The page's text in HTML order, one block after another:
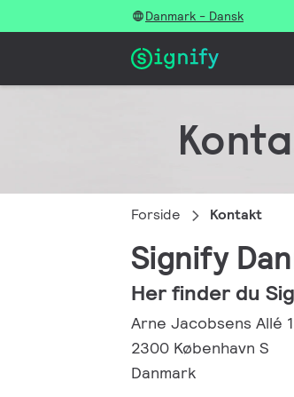
Danmark - Dansk
Forside Kontakt
Signify
Her finder du
Arne Jacobsens Allé
2300 København S
Danmark